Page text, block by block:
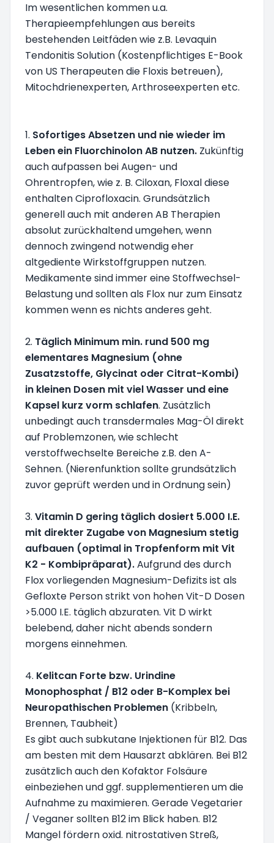
Im wesentlichen kommen u.a.
Therapieempfehlungen aus bereits
bestehenden Leitfäden wie z.B. Levaquin
Tendonitis Solution (Kostenpflichtiges E-Book
von US Therapeuten die Floxis betreuen),
Mitochdrienexperten, Arthroseexperten etc.
1. Sofortiges Absetzen und nie wieder im
Leben ein Fluorchinolon AB nutzen. Zukünftig
auch aufpassen bei Augen- und
Ohrentropfen, wie z. B. Ciloxan, Floxal diese
enthalten Ciprofloxacin. Grundsätzlich
generell auch mit anderen AB Therapien
absolut zurückhaltend umgehen, wenn
dennoch zwingend notwendig eher
altgediente Wirkstoffgruppen nutzen.
Medikamente sind immer eine Stoffwechsel-
Belastung und sollten als Flox nur zum Einsatz
kommen wenn es nichts anderes geht.
2. Täglich Minimum min. rund 500 mg
elementares Magnesium (ohne
Zusatzstoffe, Glycinat oder Citrat-Kombi)
in kleinen Dosen mit viel Wasser und eine
Kapsel kurz vorm schlafen. Zusätzlich
unbedingt auch transdermales Mag-Öl direkt
auf Problemzonen, wie schlecht
verstoffwechselte Bereiche z.B. den A-
Sehnen. (Nierenfunktion sollte grundsätzlich
zuvor geprüft werden und in Ordnung sein)
3. Vitamin D gering täglich dosiert 5.000 I.E.
mit direkter Zugabe von Magnesium stetig
aufbauen (optimal in Tropfenform mit Vit
K2 - Kombipräparat).Aufgrund des durch
Flox vorliegenden Magnesium-Defizits ist als
Gefloxte Person strikt von hohen Vit-D Dosen
>5.000 I.E. täglich abzuraten. Vit D wirkt
belebend, daher nicht abends sondern
morgens einnehmen.
4. Kelitcan Forte bzw. Urindine
Monophosphat / B12 oder B-Komplex bei
Neuropathischen Problemen (Kribbeln,
Brennen, Taubheit)
Es gibt auch subkutane Injektionen für B12. Das
am besten mit dem Hausarzt abklären. Bei B12
zusätzlich auch den Kofaktor Folsäure
einbeziehen und ggf. supplementieren um die
Aufnahme zu maximieren. Gerade Vegetarier
/ Veganer sollten B12 im Blick haben. B12
Mangel fördern oxid. nitrostativen Streß,